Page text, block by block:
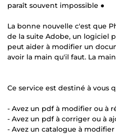
paraît souvent impossible ●
La bonne nouvelle c'est que
de la suite Adobe, un logiciel
peut aider à modifier un
avoir la main qu'il faut. La
Ce service est destiné à vous
- Avez un pdf à modifier ou à
- Avez un pdf à corriger ou à
- Avez un catalogue à modifier